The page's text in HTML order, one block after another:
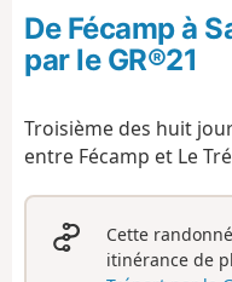
De Fécamp à
par le GR®21
Troisième des huit
entre Fécamp et Le
Cette
itinérance de